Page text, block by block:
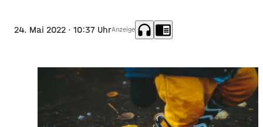
24. Mai 2022 · 10:37 UhrAnzeige headphones chrome_reader_mode